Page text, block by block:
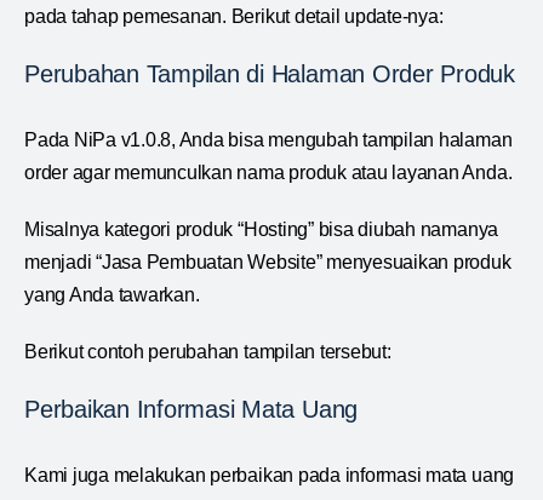
pada tahap pemesanan. Berikut detail update-nya:
Perubahan Tampilan di Halaman Order Produk
Pada NiPa v1.0.8, Anda bisa mengubah tampilan halaman
order agar memunculkan nama produk atau layanan Anda.
Misalnya kategori produk “Hosting” bisa diubah namanya
menjadi “Jasa Pembuatan Website” menyesuaikan produk
yang Anda tawarkan.
Berikut contoh perubahan tampilan tersebut:
Perbaikan Informasi Mata Uang
Kami juga melakukan perbaikan pada informasi mata uang